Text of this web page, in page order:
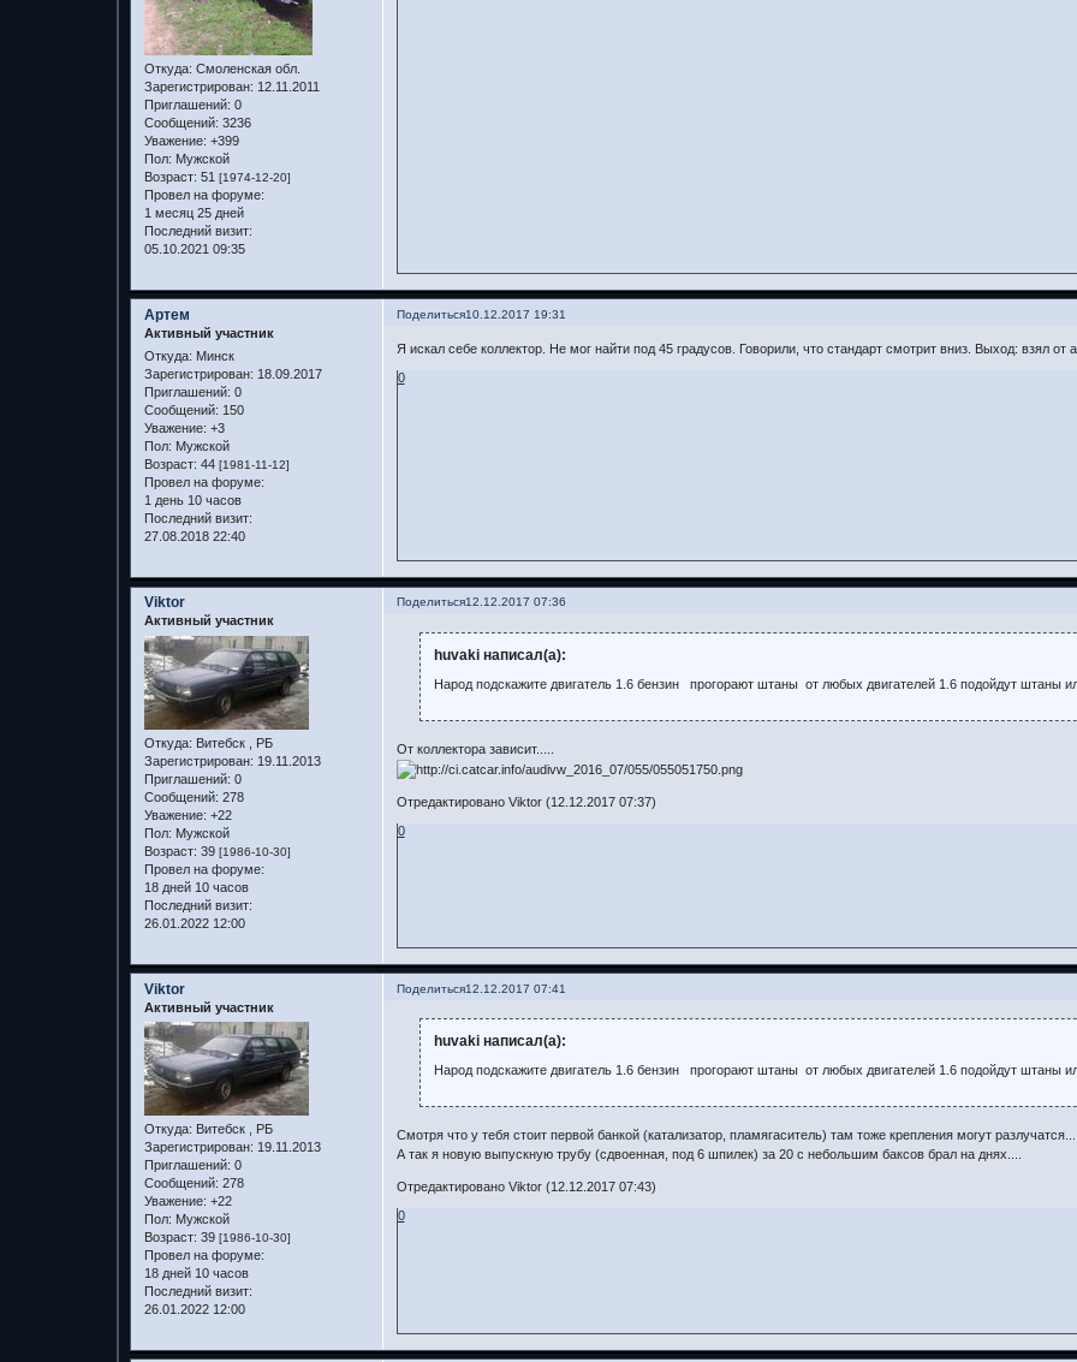
Откуда: Смоленская обл.
Зарегистрирован: 12.11.2011
Приглашений: 0
Сообщений: 3236
Уважение: +399
Пол: Мужской
Возраст: 51 [1974-12-20]
Провел на форуме:
1 месяц 25 дней
Последний визит:
05.10.2021 09:35
Поделиться10.12.2017 19:31
Артем
Активный участник
Откуда: Минск
Зарегистрирован: 18.09.2017
Приглашений: 0
Сообщений: 150
Уважение: +3
Пол: Мужской
Возраст: 44 [1981-11-12]
Провел на форуме:
1 день 10 часов
Последний визит:
27.08.2018 22:40
Я искал себе коллектор. Не мог найти под 45 градусов. Говорили, что стандарт смотрит вниз. Выход: взял от
0
Поделиться12.12.2017 07:36
Viktor
Активный участник
Откуда: Витебск , РБ
Зарегистрирован: 19.11.2013
Приглашений: 0
Сообщений: 278
Уважение: +22
Пол: Мужской
Возраст: 39 [1986-10-30]
Провел на форуме:
18 дней 10 часов
Последний визит:
26.01.2022 12:00
huvaki написал(а):
Народ подскажите двигатель 1.6 бензин прогорают штаны от любых двигателей 1.6 подойдут штаны
От коллектора зависит.....
Отредактировано Viktor (12.12.2017 07:37)
0
Поделиться12.12.2017 07:41
Viktor
Активный участник
Откуда: Витебск , РБ
Зарегистрирован: 19.11.2013
Приглашений: 0
Сообщений: 278
Уважение: +22
Пол: Мужской
Возраст: 39 [1986-10-30]
Провел на форуме:
18 дней 10 часов
Последний визит:
26.01.2022 12:00
huvaki написал(а):
Народ подскажите двигатель 1.6 бензин прогорают штаны от любых двигателей 1.6 подойдут штаны
Смотря что у тебя стоит первой банкой (катализатор, пламягаситель) там тоже крепления могут разлучатся...
А так я новую выпускную трубу (сдвоенная, под 6 шпилек) за 20 с небольшим баксов брал на днях....
Отредактировано Viktor (12.12.2017 07:43)
0